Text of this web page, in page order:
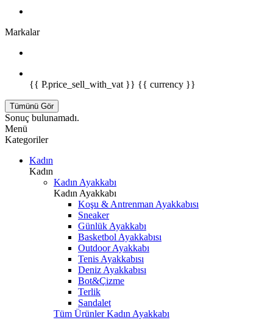
Markalar
{{ P.price_sell_with_vat }} {{ currency }}
Tümünü Gör
Sonuç bulunamadı.
Menü
Kategoriler
Kadın
Kadın
Kadın Ayakkabı
Kadın Ayakkabı
Koşu & Antrenman Ayakkabısı
Sneaker
Günlük Ayakkabı
Basketbol Ayakkabısı
Outdoor Ayakkabı
Tenis Ayakkabısı
Deniz Ayakkabısı
Bot&Çizme
Terlik
Sandalet
Tüm Ürünler Kadın Ayakkabı